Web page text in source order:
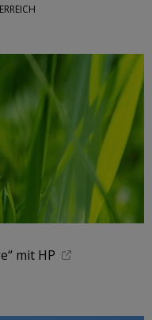
mit HP